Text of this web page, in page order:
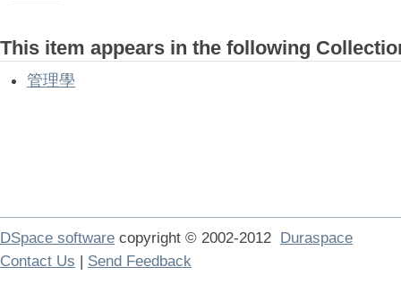
This item appears in the following
管理學
DSpace software copyright © 2002-2012 Duraspace
Contact Us | Send Feedback